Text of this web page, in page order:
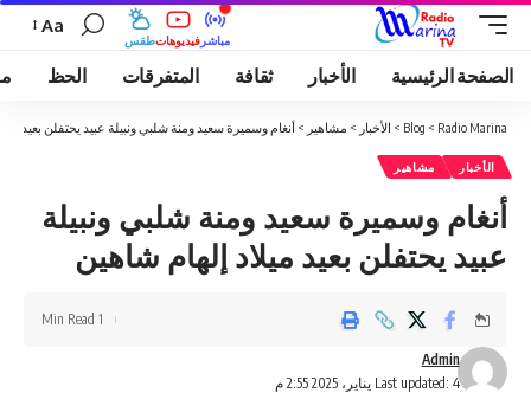
طقسفيديوهات مباشر
Aa
الصفحة الرئيسية الأخبار ثقافة المتفرقات الحظ
Radio Marina
>
Blog
> الأخبار > مشاهير > أنغام وسميرة سعيد ومنة شلبي ونبيلة عبيد يحتفلن بعيد
الأخبار مشاهير
أنغام وسميرة سعيد ومنة شلبي ونبيلة
عبيد يحتفلن بعيد ميلاد إلهام شاهين
Last updated: 4 يناير، 2025 2:55 م
Admin
1 Min Read